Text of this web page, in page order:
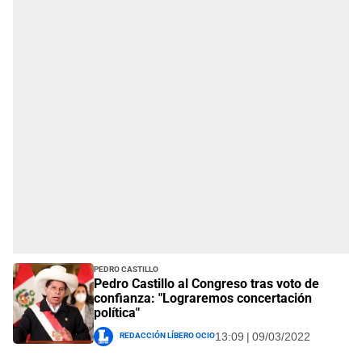
Pedro Castillo
Pedro Castillo al Congreso tras voto de
confianza: "Lograremos concertación
política"
Redacción Líbero Ocio13:09 | 09/03/2022